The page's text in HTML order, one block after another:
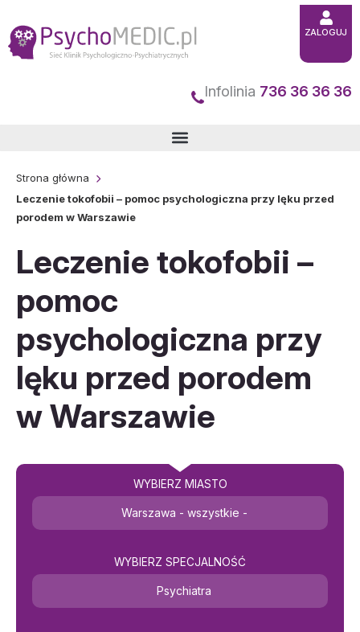
do
treści
Infolinia 736 36 36 36
ZALOGUJ
Strona główna
Leczenie tokofobii – pomoc psychologiczna przy lęku przed
porodem w Warszawie
Leczenie tokofobii –
pomoc
psychologiczna przy
lęku przed porodem
w Warszawie
WYBIERZ MIASTO
Warszawa - wszystkie -
WYBIERZ SPECJALNOŚĆ
Psychiatra